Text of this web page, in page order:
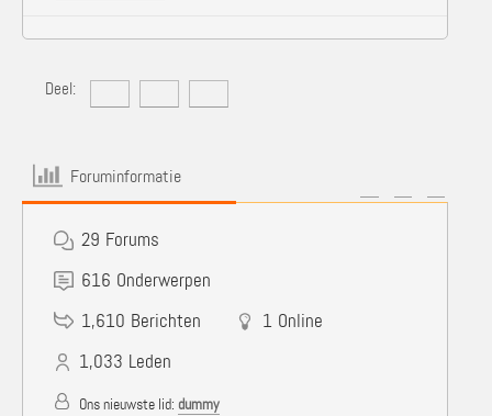
Deel:
Foruminformatie
29 Forums
616 Onderwerpen
1,610 Berichten 1 Online
1,033 Leden
Ons nieuwste lid: dummy